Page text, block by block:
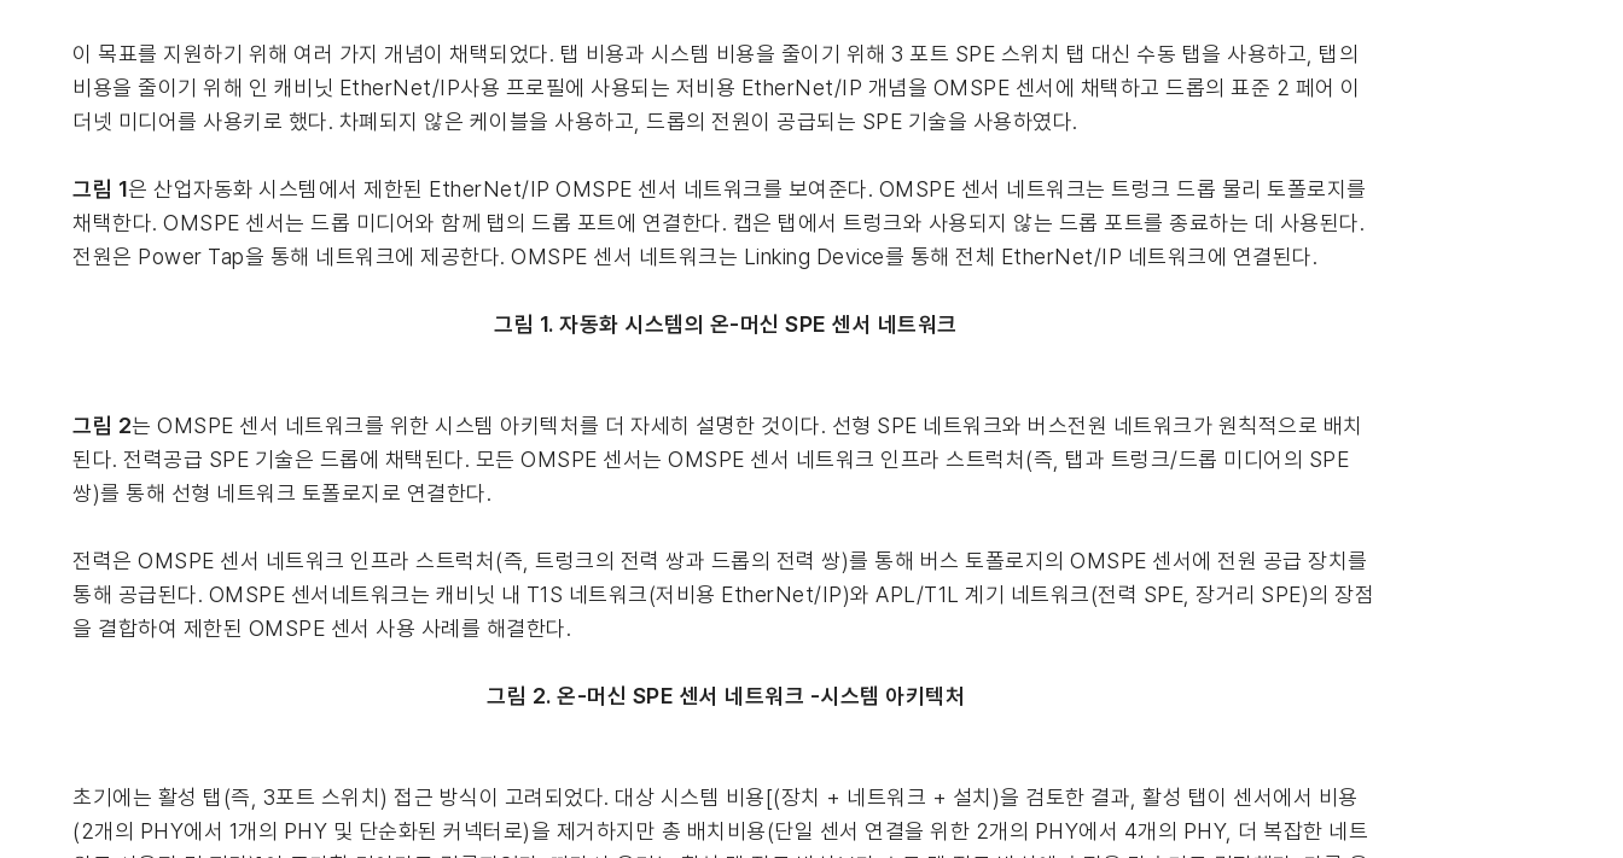
이 목표를 지원하기 위해 여러 가지 개념이 채택되었다. 탭 비용과 시스템 비용을 줄이기 위해 3 포트 SPE 스위치 탭 대신 수동 탭을 사용하고, 탭의
비용을 줄이기 위해 인 캐비닛 EtherNet/IP사용 프로필에 사용되는 저비용 EtherNet/IP 개념을 OMSPE 센서에 채택하고 드롭의 표준 2 페어 이
더넷 미디어를 사용키로 했다. 차폐되지 않은 케이블을 사용하고, 드롭의 전원이 공급되는 SPE 기술을 사용하였다.
그림 1은 산업자동화 시스템에서 제한된 EtherNet/IP OMSPE 센서 네트워크를 보여준다. OMSPE 센서 네트워크는 트렁크 드롭 물리 토폴로지를
채택한다. OMSPE 센서는 드롭 미디어와 함께 탭의 드롭 포트에 연결한다. 캡은 탭에서 트렁크와 사용되지 않는 드롭 포트를 종료하는 데 사용된다.
전원은 Power Tap을 통해 네트워크에 제공한다. OMSPE 센서 네트워크는 Linking Device를 통해 전체 EtherNet/IP 네트워크에 연결된다.
그림 1. 자동화 시스템의 온-머신 SPE 센서 네트워크
그림 2는 OMSPE 센서 네트워크를 위한 시스템 아키텍처를 더 자세히 설명한 것이다. 선형 SPE 네트워크와 버스전원 네트워크가 원칙적으로 배치
된다. 전력공급 SPE 기술은 드롭에 채택된다. 모든 OMSPE 센서는 OMSPE 센서 네트워크 인프라 스트럭처(즉, 탭과 트렁크/드롭 미디어의 SPE
쌍)를 통해 선형 네트워크 토폴로지로 연결한다.
전력은 OMSPE 센서 네트워크 인프라 스트럭처(즉, 트렁크의 전력 쌍과 드롭의 전력 쌍)를 통해 버스 토폴로지의 OMSPE 센서에 전원 공급 장치를
통해 공급된다. OMSPE 센서네트워크는 캐비닛 내 T1S 네트워크(저비용 EtherNet/IP)와 APL/T1L 계기 네트워크(전력 SPE, 장거리 SPE)의 장점
을 결합하여 제한된 OMSPE 센서 사용 사례를 해결한다.
그림 2. 온-머신 SPE 센서 네트워크 -시스템 아키텍처
초기에는 활성 탭(즉, 3포트 스위치) 접근 방식이 고려되었다. 대상 시스템 비용[(장치 + 네트워크 + 설치)을 검토한 결과, 활성 탭이 센서에서 비용
(2개의 PHY에서 1개의 PHY 및 단순화된 커넥터로)을 제거하지만 총 배치비용(단일 센서 연결을 위한 2개의 PHY에서 4개의 PHY, 더 복잡한 네트